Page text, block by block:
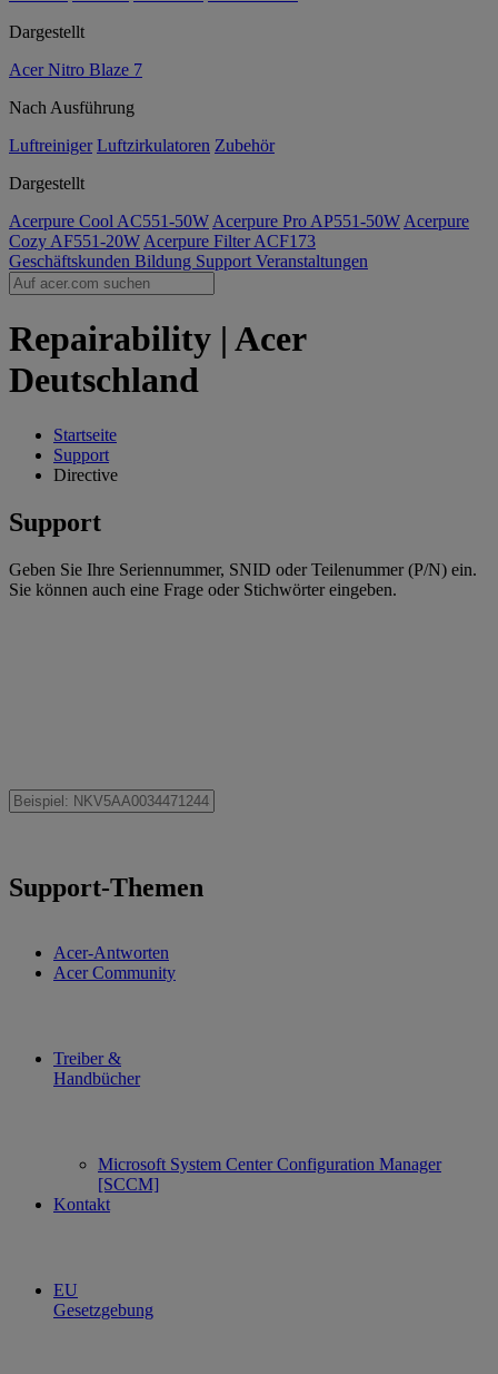
Dargestellt
Acer Nitro Blaze 7
Nach Ausführung
Luftreiniger Luftzirkulatoren Zubehör
Dargestellt
Acerpure Cool AC551-50W Acerpure Pro AP551-50W Acerpure
Cozy AF551-20W Acerpure Filter ACF173
Geschäftskunden Bildung Support Veranstaltungen
Repairability | Acer
Deutschland
Startseite
Support
Directive
Support
Geben Sie Ihre Seriennummer, SNID oder Teilenummer (P/N) ein.
Sie können auch eine Frage oder Stichwörter eingeben.
Support-Themen
Acer-Antworten
Acer Community
Treiber &
Handbücher
Microsoft System Center Configuration Manager
[SCCM]
Kontakt
EU
Gesetzgebung